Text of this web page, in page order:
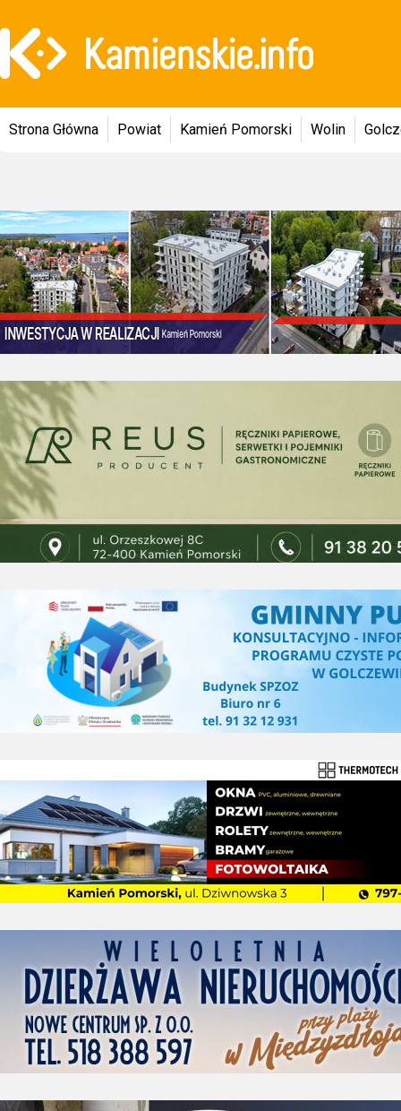
Strona Główna Powiat Kamień Pomorski Wolin